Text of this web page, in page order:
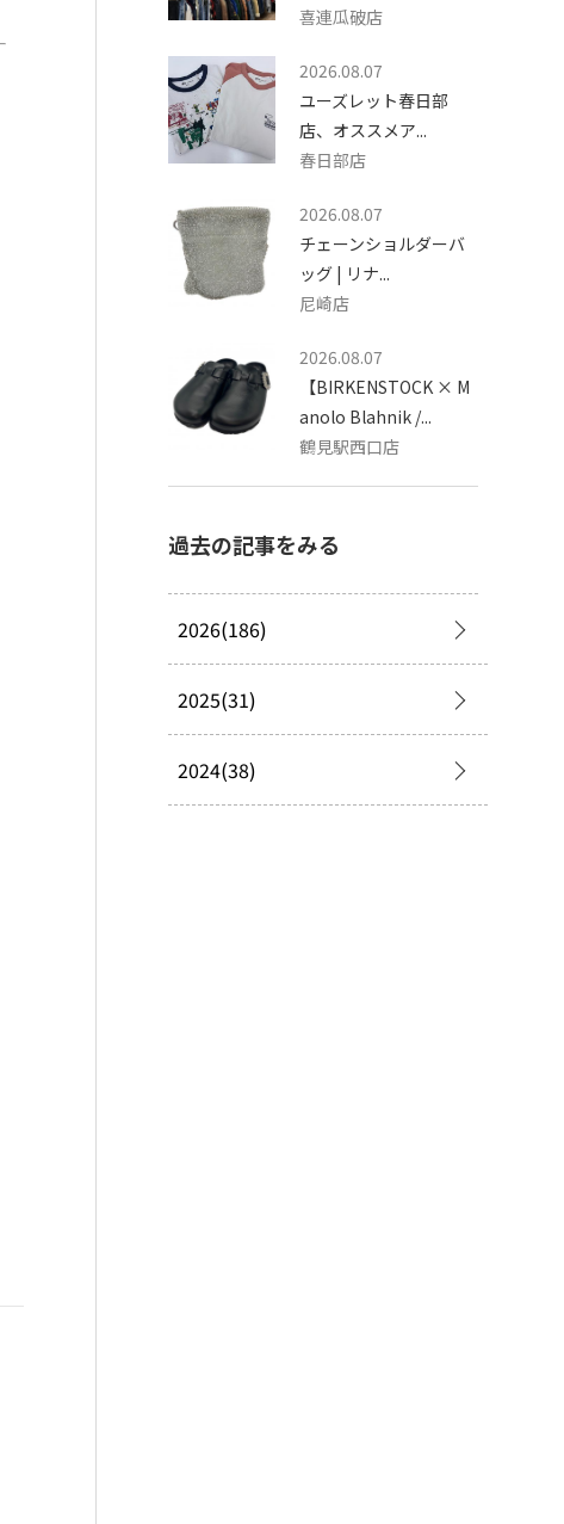
喜連瓜破店
2026.08.07
ユーズレット春日部
店、オススメア...
春日部店
2026.08.07
チェーンショルダーバ
ッグ | リナ...
尼崎店
2026.08.07
【BIRKENSTOCK × M
anolo Blahnik /...
鶴見駅西口店
過去の記事をみる
2026(186)
2025(31)
2024(38)